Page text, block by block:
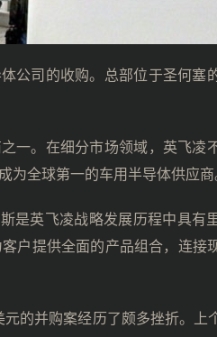
公司的收购。总部位于圣何塞
一。在细分市场领域，英飞凌
为全球第一的车用半导体供应商
是英飞凌战略发展历程中具有
户提供全面的产品组合，连接
的并购案经历了颇多挫折。上